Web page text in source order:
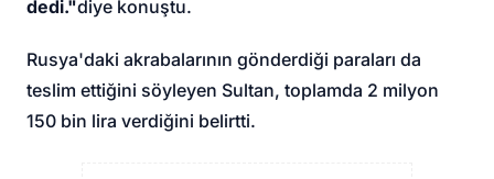
dedi."diye konuştu.
Rusya'daki akrabalarının gönderdiği paraları da
teslim ettiğini söyleyen Sultan, toplamda 2 milyon
150 bin lira verdiğini belirtti.